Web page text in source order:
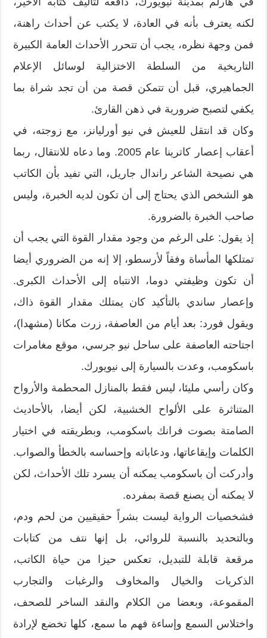
لكنه يعترف بأنه في العادة، لا يكتب عن أحداث راهنة،
فمن وجهة نظره، يجب أن تتحرر الأحداث العامة الكبيرة
التاريخية من السلطة الاختزالية لوسائل الإعلام
الجماهيري، قبل أن تتمكن قصة من أن تجد شراة بما
يكفي لتصبح ضرورية في ذهن القارئ.
وكان قد انتقل للعيش في نيو أورليانز، مع زوجته، في
أعقاب إعصار كاترينا عام 2005. وما دعاه للانتقال، ربما
هي نصيحة الشاعر راندال جاريل، التي تفيد بأن الكاتب
هو الشخص الذي يحتاج إلى أن تكون لديه الخبرة، وليس
صاحب الخبرة بالضرورة.
إذ يقول: على الرغم من وجود مقدار القوة التي يجب أن
تمتلكها المأساة وفقاً لأرسطو، إلا إنه من الضروري أيضا
أن تكون وظيفتي دوما، الانتباه إلى الأحداث الكبرى.
وإعصار ساندي بالتأكيد كان يمتلك مقدار القوة ذاك،
ويقول فورد: بعد أيام من العاصفة، زرت مكانا (مشهدا)،
اجتاحته العاصفة على ساحل نيو جرسي، موقع مغامرات
باسكومب، وعدت بالسيارة إلى نيويورك.
وكان رأسي مليئا، ليس فقط بالمنازل المحطمة والأرواح
المتناثرة على الألواح الخشبية، لكن أيضا، بالأحاديث
الصامتة بصوت فرانك باسكومب، وبطريقته في اختيار
الكلمات وإيقاعاتها، ودعاباته وإحساسه بالخطأ والصواب.
وأدركت أن باسكومب يمكنه أن يسرد تلك الأحداث، لكن
لا يمكنه أن يصنع قصة بمفرده.
فشخصيات الرواية ليست بشراً حقيقيين من لحم ودم،
وبالتحديد بالنسبة للروائي، بل إنها نتف من كتابات
مرقعة قابلة للتبديل، تعكس حيزا من حياة الكاتب،
الذكريات والخيال والمخاوف والرغبات والتجارب
المقموعة، وبعضا من الكلام والنقد الساخر للصحف،
واختلاس السمع وإساءة فهم ما سمع، كلها تخضع لإرادة